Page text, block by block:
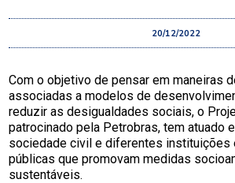
20/12/2022
Com o objetivo de pensar em maneiras
associadas a modelos de
reduzir as desigualdades sociais, o
patrocinado pela Petrobras, tem atuado
sociedade civil e diferentes instituições
públicas que promovam medidas
sustentáveis.